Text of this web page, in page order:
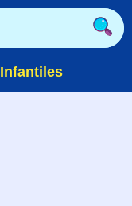
Infantiles